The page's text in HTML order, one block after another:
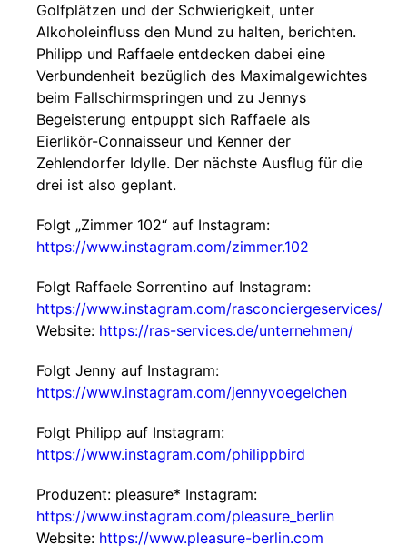
Golfplätzen und der Schwierigkeit, unter
Alkoholeinfluss den Mund zu halten, berichten.
Philipp und Raffaele entdecken dabei eine
Verbundenheit bezüglich des Maximalgewichtes
beim Fallschirmspringen und zu Jennys
Begeisterung entpuppt sich Raffaele als
Eierlikör-Connaisseur und Kenner der
Zehlendorfer Idylle. Der nächste Ausflug für die
drei ist also geplant.
Folgt „Zimmer 102“ auf Instagram:
https://www.instagram.com/zimmer.102
Folgt Raffaele Sorrentino auf Instagram:
https://www.instagram.com/rasconciergeservices/
Website: https://ras-services.de/unternehmen/
Folgt Jenny auf Instagram:
https://www.instagram.com/jennyvoegelchen
Folgt Philipp auf Instagram:
https://www.instagram.com/philippbird
Produzent: pleasure* Instagram:
https://www.instagram.com/pleasure_berlin
Website: https://www.pleasure-berlin.com